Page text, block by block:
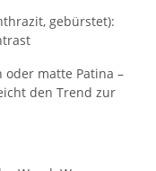
gebürstet):
oder matte Patina –
den Trend zur